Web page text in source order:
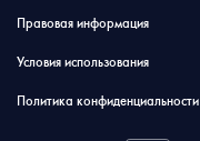
Правовая информация
Условия использования
Политика конфиденциальности